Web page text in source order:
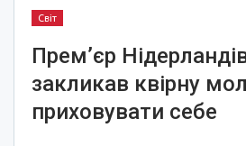
Світ
Прем’єр
закликав квірну
приховувати себе